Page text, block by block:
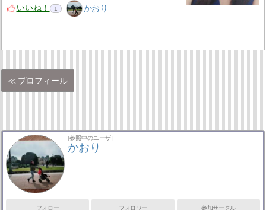
いいね！
1 かおり
プロフィール
[参照中のユーザ]
かおり
フォロー フォロワー 参加サークル